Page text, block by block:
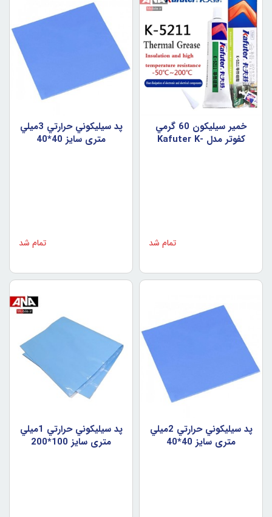
خمير سيليکون 60 گرمي
کفوتر مدل Kafuter K-
تمام شد
پد سيليکوني حرارتي 3ميلي
متري سايز 40*40
تمام شد
پد سيليکوني حرارتي 2ميلي
متري سايز 40*40
پد سيليکوني حرارتي 1ميلي
متري سايز 100*200